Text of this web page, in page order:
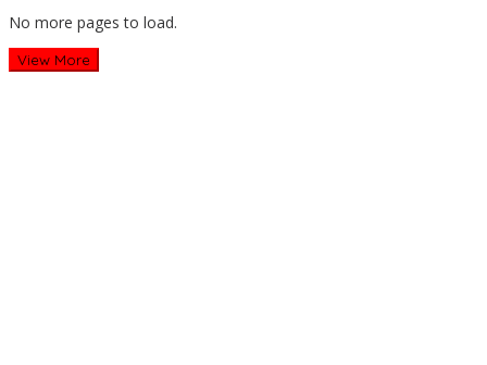
No more pages to load.
View More